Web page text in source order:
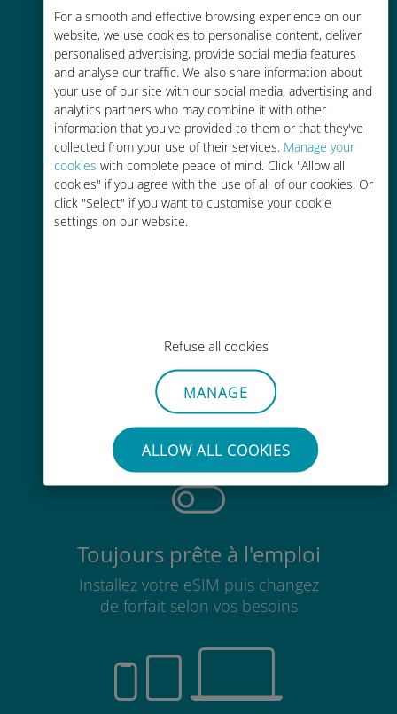
For a smooth and effective browsing experience on our
website, we use cookies to personalise content, deliver
personalised advertising, provide social media features
and analyse our traffic. We also share information about
your use of our site with our social media, advertising and
analytics partners who may combine it with other
information that you've provided to them or that they've
collected from your use of their services. Manage your
cookies with complete peace of mind. Click "Allow all
cookies" if you agree with the use of all of our cookies. Or
click "Select" if you want to customise your cookie
settings on our website.
Refuse all cookies
MANAGE
ALLOW ALL COOKIES
Économique
Jusqu'à 90 % moins cher que les
frais d'itinérance avec votre
opérateur habituel
Recharge facile
Partout via l'app Ubigi, même sans
Sans effort
Pas besoin de retirer votre carte
SIM existante
Toujours prête à l'emploi
Installez votre eSIM puis changez
de forfait selon vos besoins